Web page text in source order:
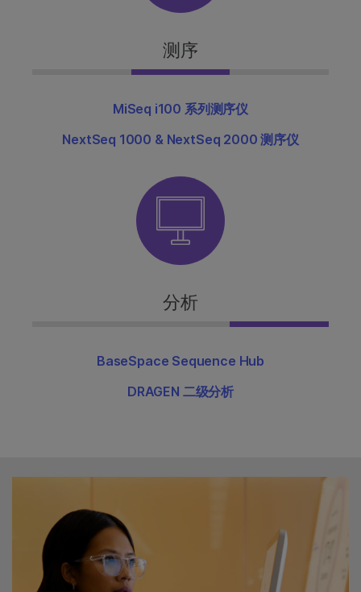
测序
MiSeq i100 系列测序仪
NextSeq 1000 & NextSeq 2000 测序仪
分析
BaseSpace Sequence Hub
DRAGEN 二级分析